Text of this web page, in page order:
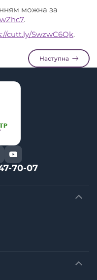
можна за
.
cutt.ly/SwzwC6Qk.
Наступна
70-07